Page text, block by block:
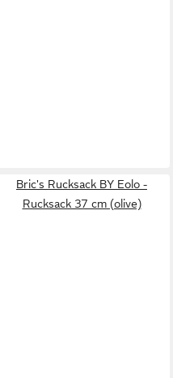
Bric's Rucksack BY Eolo -
Rucksack 37 cm (olive)